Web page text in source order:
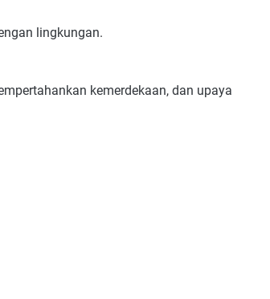
lingkungan.
kemerdekaan, dan upaya